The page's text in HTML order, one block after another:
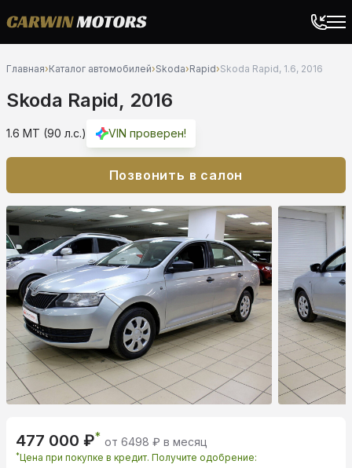
Главная›Каталог автомобилей›Skoda›Rapid›Skoda Rapid, 1.6, 2016
Skoda Rapid, 2016
1.6 MT (90 л.с.) VIN проверен!
Позвонить в салон
477 000 ₽* от 6498 ₽ в месяц
*Цена при покупке в кредит. Получите одобрение: